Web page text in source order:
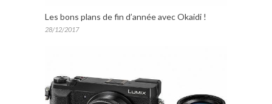
Les bons plans de fin d’année avec Okaidi !
28/12/2017